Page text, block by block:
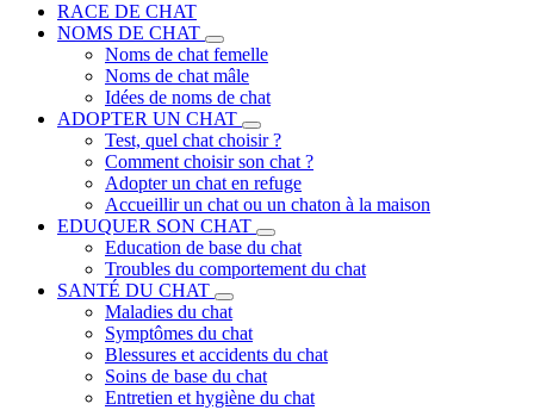
RACE DE CHAT
NOMS DE CHAT
Noms de chat femelle
Noms de chat mâle
Idées de noms de chat
ADOPTER UN CHAT
Test, quel chat choisir ?
Comment choisir son chat ?
Adopter un chat en refuge
Accueillir un chat ou un chaton à la maison
EDUQUER SON CHAT
Education de base du chat
Troubles du comportement du chat
SANTÉ DU CHAT
Maladies du chat
Symptômes du chat
Blessures et accidents du chat
Soins de base du chat
Entretien et hygiène du chat